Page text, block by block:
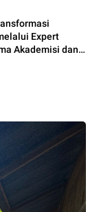
Expert
Akademisi dan